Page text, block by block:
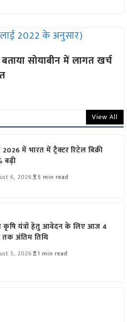
सोयाबीन में लागत खर्च
View All
में भारत में ट्रैक्टर रिटेल बिक्री
बढ़ी
6, 2026 5 min read
कृषि यंत्रों हेतु आवेदन के लिए आज 4
अंतिम तिथि
5, 2026 1 min read